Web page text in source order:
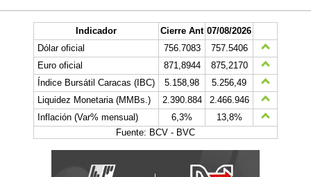
Indicador Cierre Ant 07/08/2026
Dólar oficial
756.7083
757.5406
Euro oficial
871,8944
875,2170
Índice Bursátil Caracas (IBC)
5.158,98
5.256,49
Liquidez Monetaria (MMBs.)
2.390.884
2.466.946
Inflación (Var% mensual)
6,3%
13,8%
Fuente: BCV - BVC